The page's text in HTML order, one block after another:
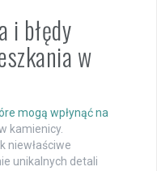
i błędy
w
mogą wpłynąć na
kamienicy.
niewłaściwe
unikalnych detali